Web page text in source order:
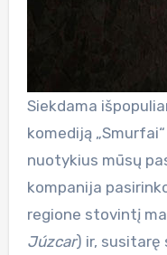
Siekdama
komediją
nuotykius mūsų
kompanija
regione stovintį
Júzcar) ir, susitarę